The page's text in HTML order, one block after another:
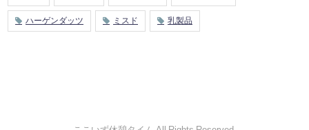
ハーゲンダッツ ミスド 乳製品